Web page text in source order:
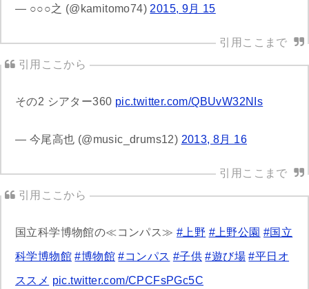
— ○○○之 (@kamitomo74) 2015, 9月 15
その2 シアター360 pic.twitter.com/QBUvW32NIs
— 今尾高也 (@music_drums12) 2013, 8月 16
国立科学博物館の≪コンパス≫ #上野 #上野公園 #国立
科学博物館 #博物館 #コンパス #子供 #遊び場 #平日オ
ススメ pic.twitter.com/CPCFsPGc5C